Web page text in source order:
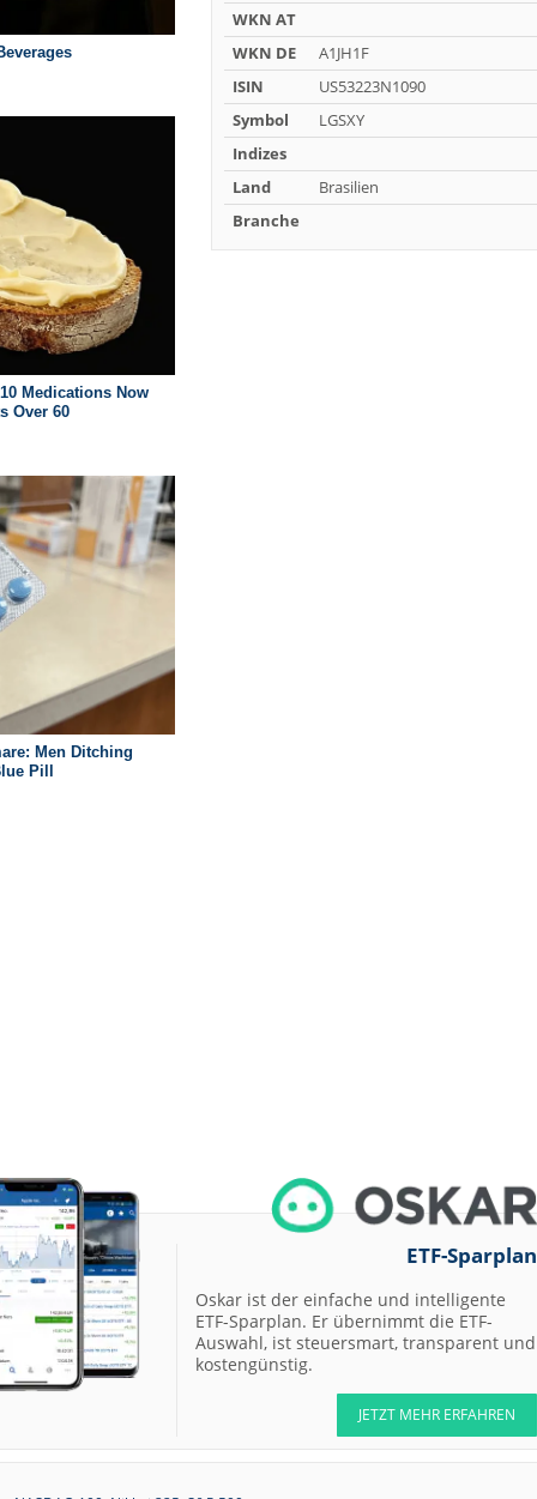
WKN AT
WKN DE
A1JH1F
ISIN
US53223N1090
Symbol
LGSXY
Indizes
Land
Brasilien
Branche
ETF-Sparplan
Oskar ist der einfache und intelligente
ETF-Sparplan. Er übernimmt die ETF-
Auswahl, ist steuersmart, transparent und
kostengünstig.
JETZT MEHR ERFAHREN